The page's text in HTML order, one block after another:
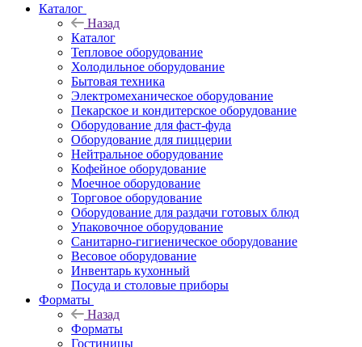
Каталог
Назад
Каталог
Тепловое оборудование
Холодильное оборудование
Бытовая техника
Электромеханическое оборудование
Пекарское и кондитерское оборудование
Оборудование для фаст-фуда
Оборудование для пиццерии
Нейтральное оборудование
Кофейное оборудование
Моечное оборудование
Торговое оборудование
Оборудование для раздачи готовых блюд
Упаковочное оборудование
Санитарно-гигиеническое оборудование
Весовое оборудование
Инвентарь кухонный
Посуда и столовые приборы
Форматы
Назад
Форматы
Гостиницы